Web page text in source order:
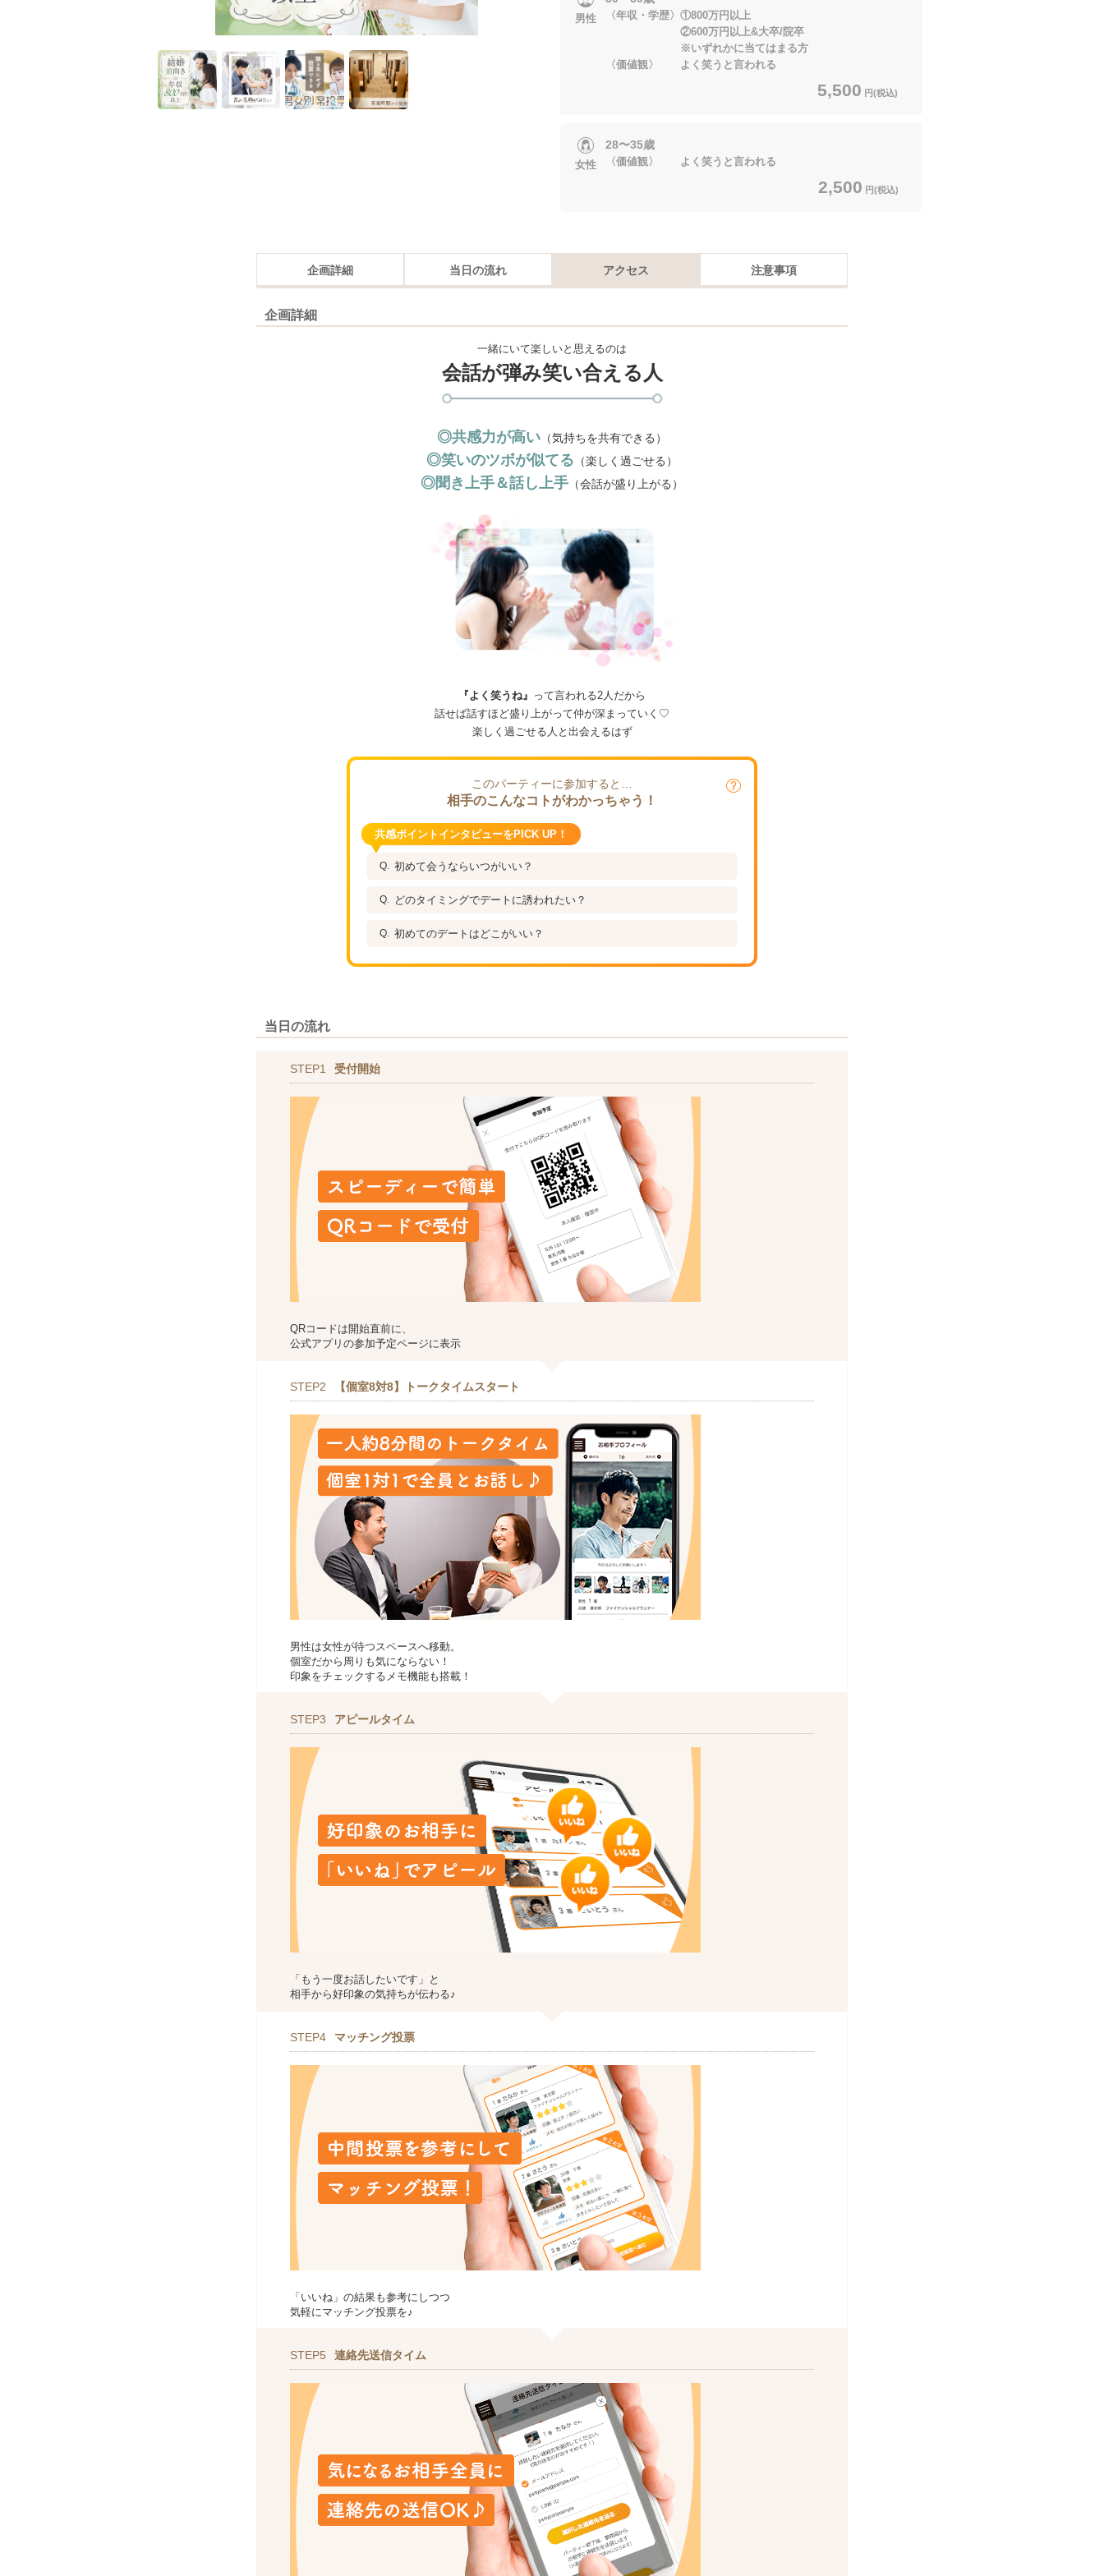
男性
〈年収・学歴〉①800万円以上
②600万円以上&大卒/院卒
※いずれかに当てはまる方
〈価値観〉 よく笑うと言われる
5,500 円(税込)
女性
28〜35歳
〈価値観〉 よく笑うと言われる
2,500 円(税込)
企画詳細 当日の流れ アクセス 注意事項
企画詳細
一緒にいて楽しいと思えるのは
会話が弾み笑い合える人
◎共感力が高い （気持ちを共有できる）
◎笑いのツボが似てる （楽しく過ごせる）
◎聞き上手＆話し上手 （会話が盛り上がる）
『よく笑うね』 って言われる2人だから
話せば話すほど盛り上がって仲が深まっていく♡
楽しく過ごせる人と出会えるはず
このパーティーに参加すると…
相手のこんなコトがわかっちゃう！
共感ポイントインタビューをPICK UP！
初めて会うならいつがいい？
どのタイミングでデートに誘われたい？
初めてのデートはどこがいい？
当日の流れ
STEP1 受付開始
QRコードは開始直前に、
公式アプリの参加予定ページに表示
STEP2 【個室8対8】トークタイムスタート
男性は女性が待つスペースへ移動。
個室だから周りも気にならない！
印象をチェックするメモ機能も搭載！
STEP3 アピールタイム
「もう一度お話したいです」と
相手から好印象の気持ちが伝わる♪
STEP4 マッチング投票
「いいね」の結果も参考にしつつ
気軽にマッチング投票を♪
STEP5 連絡先送信タイム